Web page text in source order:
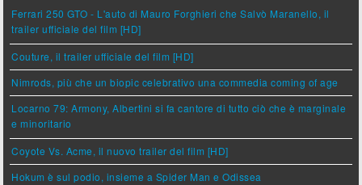
Ferrari 250 GTO - L'auto di Mauro Forghieri che Salvò Maranello, il
trailer ufficiale del film [HD]
Couture, il trailer ufficiale del film [HD]
Nimrods, più che un biopic celebrativo una commedia coming of age
Locarno 79: Armony, Albertini si fa cantore di tutto ciò che è marginale
e minoritario
Coyote Vs. Acme, il nuovo trailer del film [HD]
Hokum è sul podio, insieme a Spider Man e Odissea